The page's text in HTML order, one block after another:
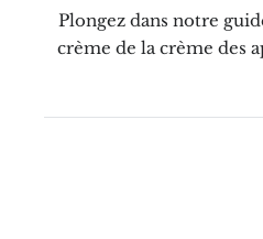
Plongez dans notre
crème de la crème des
pour transformer